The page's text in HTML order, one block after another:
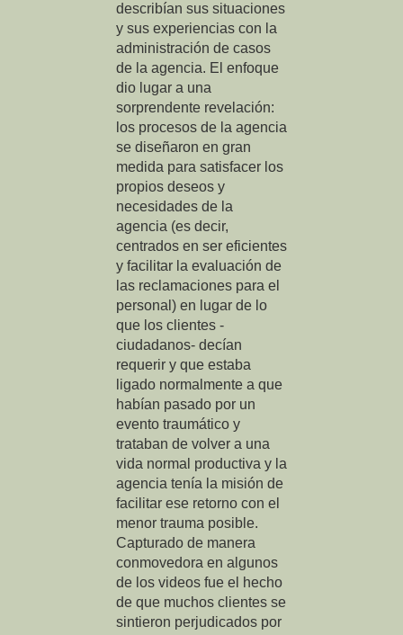
describían sus situaciones
y sus experiencias con la
administración de casos
de la agencia. El enfoque
dio lugar a una
sorprendente revelación:
los procesos de la agencia
se diseñaron en gran
medida para satisfacer los
propios deseos y
necesidades de la
agencia (es decir,
centrados en ser eficientes
y facilitar la evaluación de
las reclamaciones para el
personal) en lugar de lo
que los clientes -
ciudadanos- decían
requerir y que estaba
ligado normalmente a que
habían pasado por un
evento traumático y
trataban de volver a una
vida normal productiva y la
agencia tenía la misión de
facilitar ese retorno con el
menor trauma posible.
Capturado de manera
conmovedora en algunos
de los videos fue el hecho
de que muchos clientes se
sintieron perjudicados por